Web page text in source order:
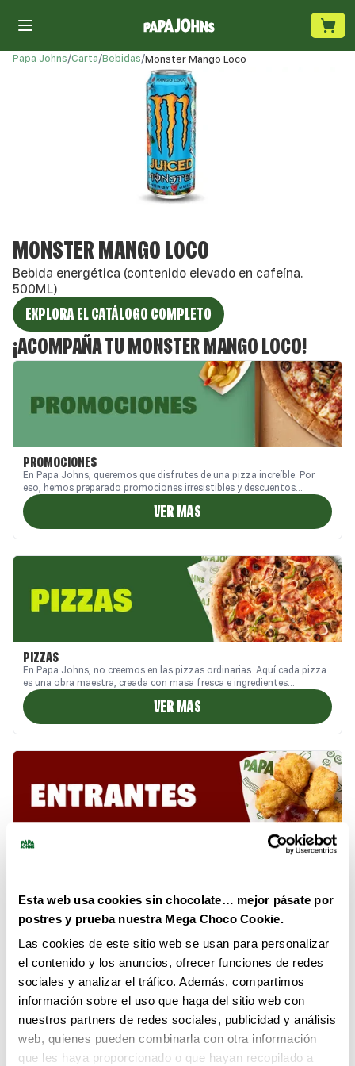
Esta web usa cookies sin chocolate… mejor pásate por
postres y prueba nuestra Mega Choco Cookie.
Las cookies de este sitio web se usan para personalizar
el contenido y los anuncios, ofrecer funciones de redes
sociales y analizar el tráfico. Además, compartimos
información sobre el uso que haga del sitio web con
nuestros partners de redes sociales, publicidad y análisis
web, quienes pueden combinarla con otra información
que les haya proporcionado o que hayan recopilado a
Papa Johns/Carta/Bebidas/Monster Mango Loco
MONSTER MANGO LOCO
Bebida energética (contenido elevado en cafeína.
500ML)
EXPLORA EL CATÁLOGO COMPLETO
¡ACOMPAÑA TUMONSTER MANGO LOCO!
PROMOCIONES
En Papa Johns, queremos que disfrutes de una pizza increíble. Por
eso, hemos preparado promociones irresistibles y descuentos
exclusivos, pensados para que disfrutes cada bocado.
VER MAS
PIZZAS
En Papa Johns, no creemos en las pizzas ordinarias. Aquí cada pizza
es una obra maestra, creada con masa fresca e ingredientes
seleccionados. ¿Queso extra o una explosión de toppings? una
auténtica experiencia de sabor en cada bocado.
VER MAS
ENTRANTES
POSTRES
Nuestros postres son la opción perfecta para satisfacer tu antojo de
algo dulce después de una deliciosa pizza.